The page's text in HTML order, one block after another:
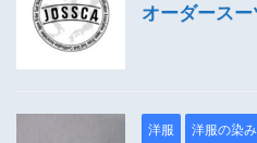
オーダース
洋服 洋服の染